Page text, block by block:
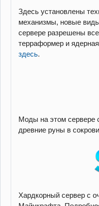
Здесь установлены
механизмы, новые
сервере разрешены
терраформер и
здесь.
Моды на этом сервере
древние руны в
Хардкорный сервер с